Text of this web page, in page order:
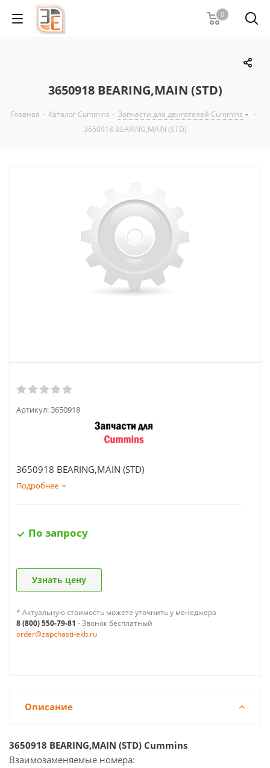
0
3650918 BEARING,MAIN (STD)
Главная - Каталог Cummins - Запчасти для двигателей Cummins
-
3650918 BEARING,MAIN (STD)
Артикул:3650918
3650918 BEARING,MAIN (STD)
Подробнее
По запросу
Узнать цену
* Актуальную стоимость можете уточнить у менеджера
8 (800) 550-79-81 - Звонок бесплатный
order@zapchasti-ekb.ru
Описание
3650918 BEARING,MAIN (STD) Cummins
Взаимозаменяемые номера: